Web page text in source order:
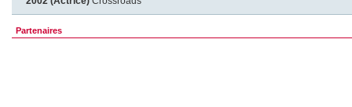
Partenaires